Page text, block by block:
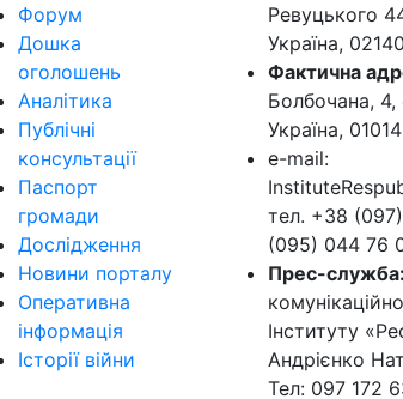
Форум
Дошка
оголошень
Аналітика
Публічні
консультації
Паспорт
громади
Дослідження
Новини порталу
Оперативна
інформація
Історії війни
Ревуцького
Україна, 02140
Фактична
Болбочана, 4,
Україна, 01014
e-mail:
тел. +38
(095) 044 76
Прес-служба:
Інституту
Андрієнко
Тел: 097 172